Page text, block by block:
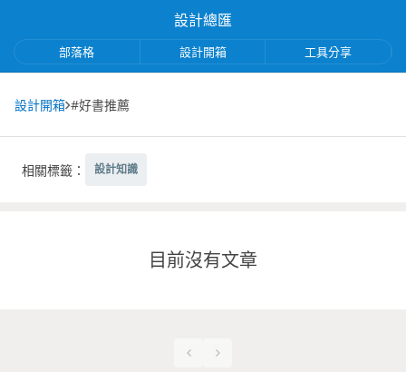
設計總匯
部落格 設計開箱 工具分享
設計開箱 #好書推薦
相關標籤： 設計知識
目前沒有文章